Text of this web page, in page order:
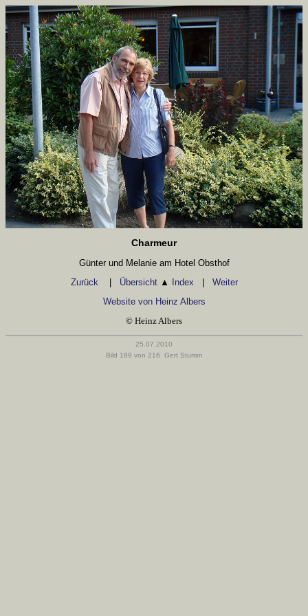
Charmeur
Günter und Melanie am Hotel Obsthof
Zurück
| Übersicht ▲ Index | Weiter
Website von Heinz Albers
© Heinz Albers
25.07.2010
Bild 189 von 216 Gert Stumm